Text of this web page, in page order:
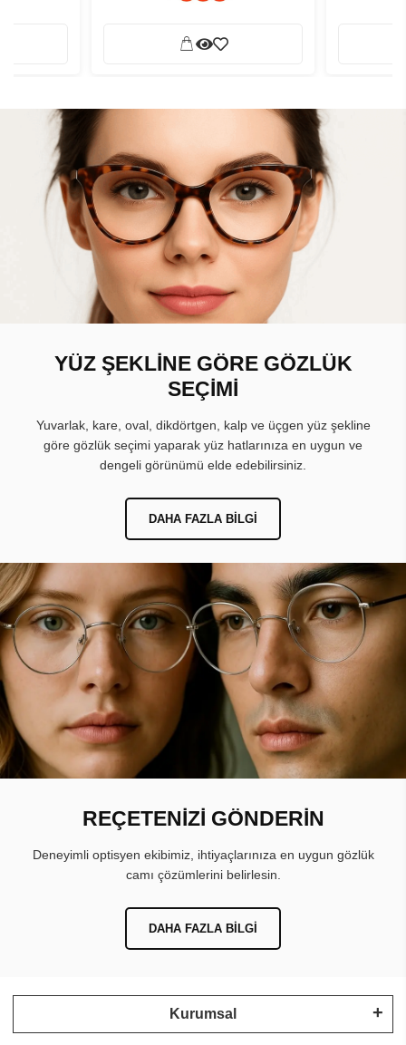
YÜZ ŞEKLİNE GÖRE GÖZLÜK
SEÇİMİ
Yuvarlak, kare, oval, dikdörtgen, kalp ve üçgen yüz şekline
göre gözlük seçimi yaparak yüz hatlarınıza en uygun ve
dengeli görünümü elde edebilirsiniz.
DAHA FAZLA BILGI
REÇETENİZİ GÖNDERİN
Deneyimli optisyen ekibimiz, ihtiyaçlarınıza en uygun gözlük
camı çözümlerini belirlesin.
DAHA FAZLA BILGI
Kurumsal